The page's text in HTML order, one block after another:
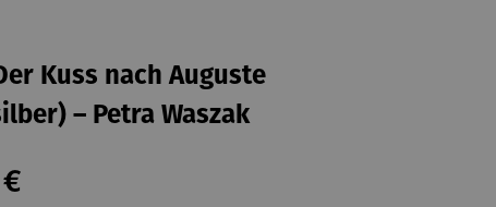
Kuss nach Auguste
– Petra Waszak